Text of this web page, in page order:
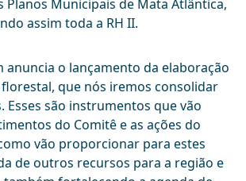
Planos Municipais de Mata Atlântica,
assim toda a RH II.
anuncia o lançamento da elaboração
que nós iremos consolidar
Esses são instrumentos que vão
do Comitê e as ações do
vão proporcionar para estes
de outros recursos para a região e